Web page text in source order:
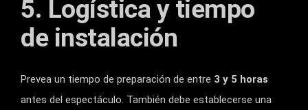
5. Logística y tiempo
de instalación
Prevea un tiempo de preparación de entre 3 y 5 horas
antes del espectáculo. También debe establecerse una